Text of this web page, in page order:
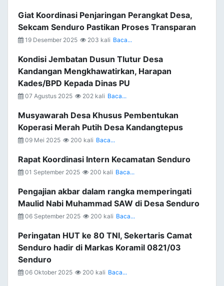
Giat Koordinasi Penjaringan Perangkat Desa,
Sekcam Senduro Pastikan Proses Transparan
19 Desember 2025 203 kali Baca...
Kondisi Jembatan Dusun Tlutur Desa
Kandangan Mengkhawatirkan, Harapan
Kades/BPD Kepada Dinas PU
07 Agustus 2025 202 kali Baca...
Musyawarah Desa Khusus Pembentukan
Koperasi Merah Putih Desa Kandangtepus
09 Mei 2025 200 kali Baca...
Rapat Koordinasi Intern Kecamatan Senduro
01 September 2025 200 kali Baca...
Pengajian akbar dalam rangka memperingati
Maulid Nabi Muhammad SAW di Desa Senduro
06 September 2025 200 kali Baca...
Peringatan HUT ke 80 TNI, Sekertaris Camat
Senduro hadir di Markas Koramil 0821/03
Senduro
06 Oktober 2025 200 kali Baca...